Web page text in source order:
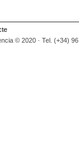
© 2020 · Tel. (+34)